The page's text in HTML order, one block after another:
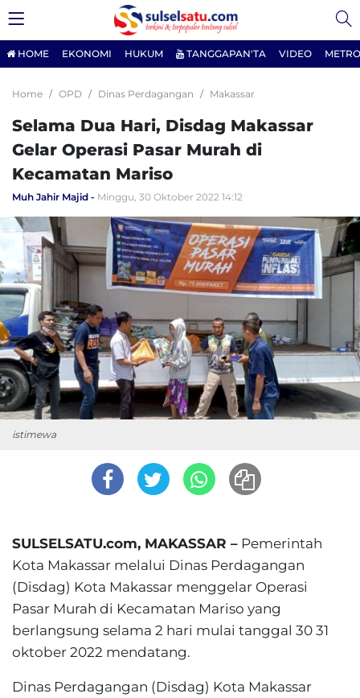
HOME EKONOMI HUKUM TANGGAPAN'TA VIDEO
Home OPD Dinas Perdagangan Makassar
Selama Dua Hari, Disdag Makassar
Gelar Operasi Pasar Murah di
Kecamatan Mariso
Muh Jahir Majid Minggu, 30 Oktober 2022 14:12
istimewa
SULSELSATU.com, MAKASSAR – Pemerintah
Kota Makassar melalui Dinas Perdagangan
(Disdag) Kota Makassar menggelar Operasi
Pasar Murah di Kecamatan Mariso yang
berlangsung selama 2 hari mulai tanggal 30 31
oktober 2022 mendatang.
Dinas Perdagangan (Disdag) Kota Makassar